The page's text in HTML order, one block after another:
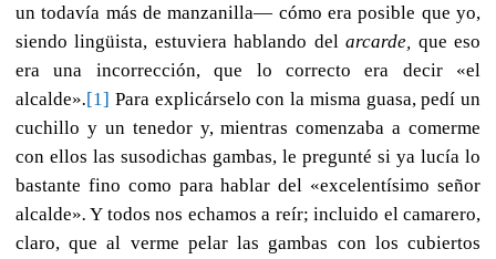
un todavía más de manzanilla— cómo era posible que yo,
siendo lingüista, estuviera hablando delarcarde, que eso
era una incorrección, que lo correcto era decir «el
alcalde».[1] Para explicárselo con la misma guasa, pedí un
cuchillo y un tenedor y, mientras comenzaba a comerme
con ellos las susodichas gambas, le pregunté si ya lucía lo
bastante fino como para hablar del «excelentísimo señor
alcalde». Y todos nos echamos a reír; incluido el camarero,
claro, que al verme pelar las gambas con los cubiertos